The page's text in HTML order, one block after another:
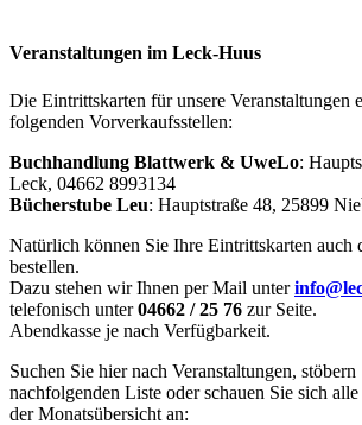
Veranstaltungen im Leck-Huus
Die Eintrittskarten für unsere Veranstaltungen
folgenden Vorverkaufsstellen:
Buchhandlung Blattwerk & UweLo:
Leck, 04662 8993134
Bücherstube Leu: Hauptstraße 48, 25899
Natürlich können Sie Ihre Eintrittskarten auch
bestellen.
Dazu stehen wir Ihnen per Mail unter
telefonisch unter04662 / 25 76 zur Seite.
Abendkasse je nach Verfügbarkeit.
Suchen Sie hier nach Veranstaltungen,
nachfolgenden Liste oder schauen Sie sich
der Monatsübersicht an: